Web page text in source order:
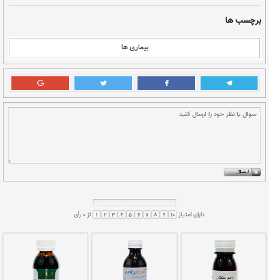
و بدون تب و تورم خارج گلو، داروی زیر موثر
بابونه شیرازی 5 گرم، فلوس 5 گرم، گل خطمی 5 گرم، جو مشقر 5 گرم و
حلق موثر است. داروهایی که از راه خوراکی و یا از
بایستی نیم گرم باشد.